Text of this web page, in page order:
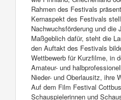
Rahmen des Festivals
Kernaspekt des Festivals
Nachwuchsförderung und die
Maßgeblich dafür, steht die
den Auftakt des Festivals
Wettbewerb für Kurzfilme, in
Amateur- und
Nieder- und Oberlausitz, ihre
Auf dem Film Festival
Schauspielerinnen und